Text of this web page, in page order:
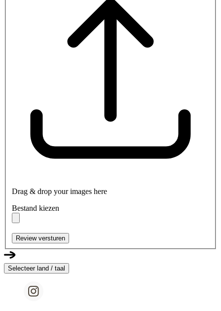
Drag & drop your images here
Bestand kiezen
Review versturen
Selecteer land / taal